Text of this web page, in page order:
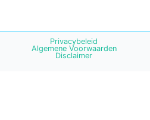
Privacybeleid
Algemene Voorwaarden
Disclaimer